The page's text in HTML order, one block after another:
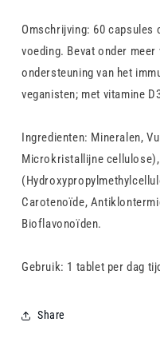
Omschrijving: 60 capsules
voeding. Bevat onder
ondersteuning van het
veganisten; met vitamine
Ingredienten: Mineralen,
Microkristallijne
Carotenoïde,
Bioflavonoïden.
Gebruik: 1 tablet per dag
Share